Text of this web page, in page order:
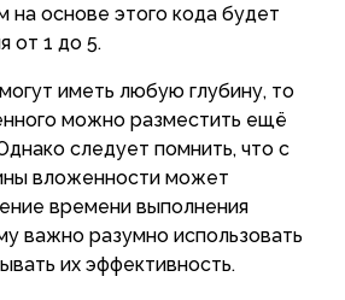
на основе этого кода будет
от 1 до 5.
иметь любую глубину, то
можно разместить ещё
следует помнить, что с
вложенности может
времени выполнения
важно разумно использовать
их эффективность.